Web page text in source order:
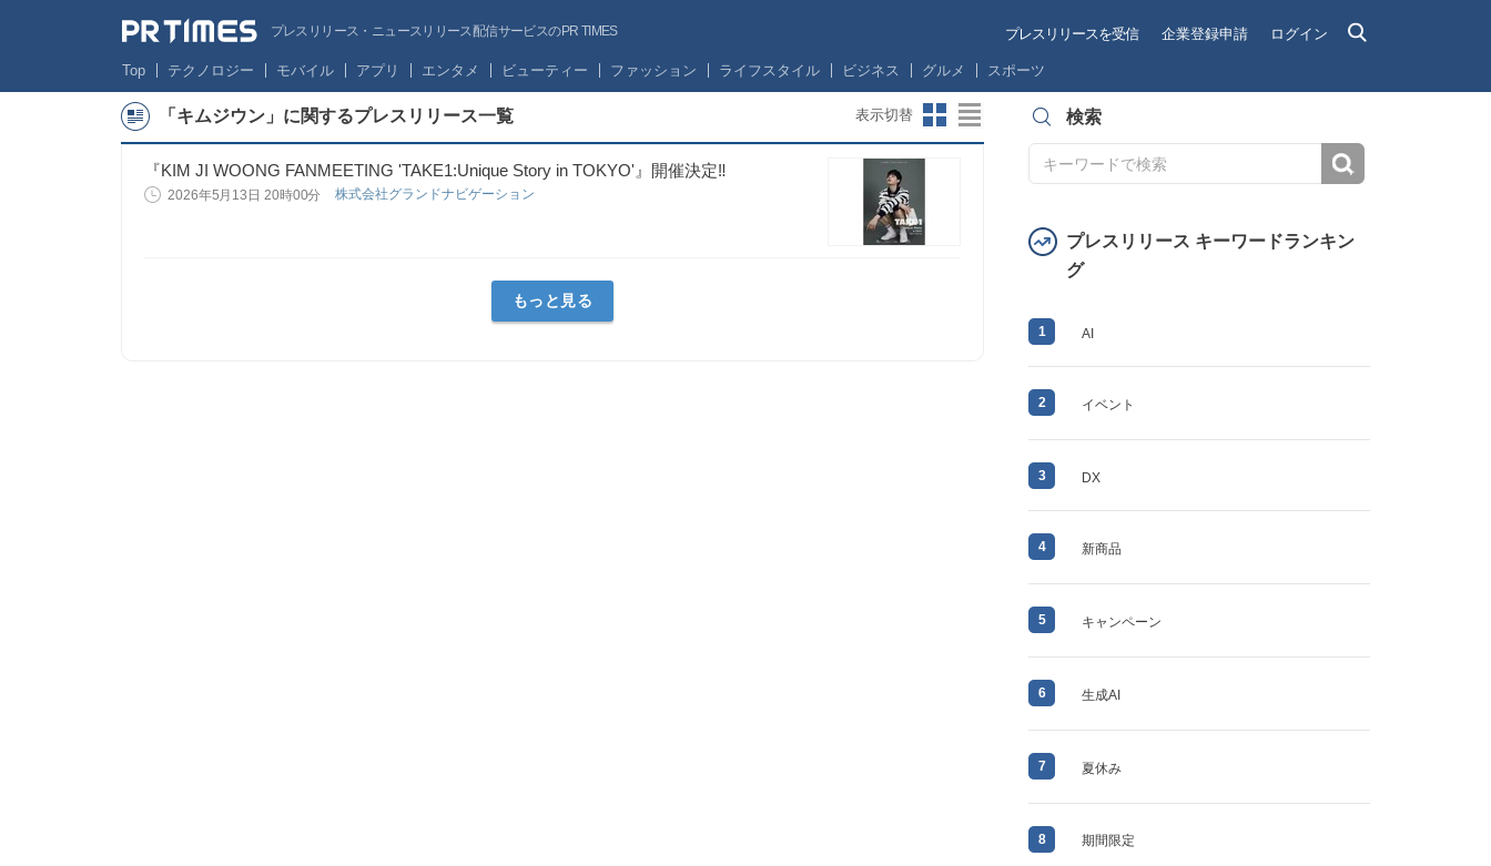
プレスリリース・ニュースリリース配信サービスのPR TIMES プレスリリースを受信 企業登録申請 ログイン
Top テクノロジー モバイル アプリ エンタメ ビューティー ファッション ライフスタイル ビジネス グルメ スポーツ
「キムジウン」に関するプレスリリース一覧 表示切替
『KIM JI WOONG FANMEETING 'TAKE1:Unique Story in TOKYO'』開催決定‼︎
2026年5月13日 20時00分 株式会社グランドナビゲーション
もっと見る
検索
プレスリリース キーワードランキン
グ
1 AI
2 イベント
3 DX
4 新商品
5 キャンペーン
6 生成AI
7 夏休み
8 期間限定